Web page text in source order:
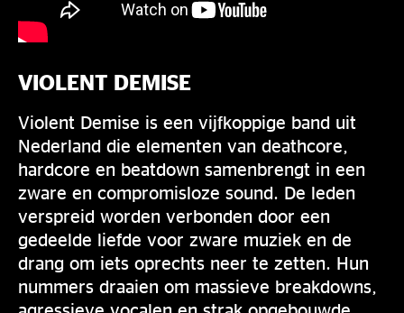
VIOLENT DEMISE
Violent Demise is een vijfkoppige band uit
Nederland die elementen van deathcore,
hardcore en beatdown samenbrengt in een
zware en compromisloze sound. De leden
verspreid worden verbonden door een
gedeelde liefde voor zware muziek en de
drang om iets oprechts neer te zetten. Hun
nummers draaien om massieve breakdowns,